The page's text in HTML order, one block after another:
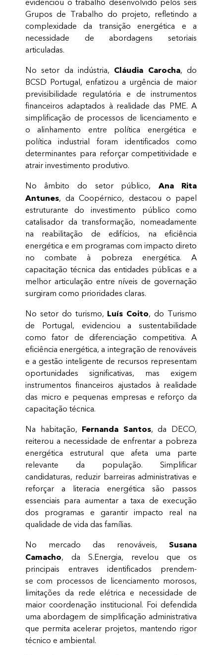
evidenciou o trabalho desenvolvido pelos seis
Grupos de Trabalho do projeto, refletindo a
complexidade da transição energética e a
necessidade de abordagens setoriais
articuladas.
No setor da indústria, Cláudia Carocha, do
BCSD Portugal, enfatizou a urgência de maior
previsibilidade regulatória e de instrumentos
financeiros adaptados à realidade das PME. A
simplificação de processos de licenciamento e
o alinhamento entre política energética e
política industrial foram identificados como
determinantes para reforçar competitividade e
atrair investimento produtivo.
No âmbito do setor público, Ana Rita
Antunes, da Coopérnico, destacou o papel
estruturante do investimento público como
catalisador da transformação, nomeadamente
na reabilitação de edifícios, na eficiência
energética e em programas com impacto direto
no combate à pobreza energética. A
capacitação técnica das entidades públicas e a
melhor articulação entre níveis de governação
surgiram como prioridades claras.
No setor do turismo, Luís Coito, do Turismo
de Portugal, evidenciou a sustentabilidade
como fator de diferenciação competitiva. A
eficiência energética, a integração de renováveis
e a gestão inteligente de recursos representam
oportunidades significativas, mas exigem
instrumentos financeiros ajustados à realidade
das micro e pequenas empresas e reforço da
capacitação técnica.
Na habitação, Fernanda Santos, da DECO,
reiterou a necessidade de enfrentar a pobreza
energética estrutural que afeta uma parte
relevante da população. Simplificar
candidaturas, reduzir barreiras administrativas e
reforçar a literacia energética são passos
essenciais para aumentar a taxa de execução
dos programas e garantir impacto real na
qualidade de vida das famílias.
No mercado das renováveis,Susana
Camacho, da S.Energia, revelou que os
principais entraves identificados prendem-
se com processos de licenciamento morosos,
limitações da rede elétrica e necessidade de
maior coordenação institucional. Foi defendida
uma abordagem de simplificação administrativa
que permita acelerar projetos, mantendo rigor
técnico e ambiental.